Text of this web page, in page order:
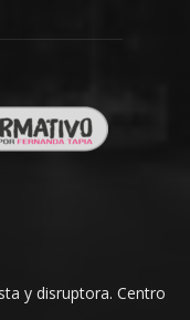
y disruptora. Centro